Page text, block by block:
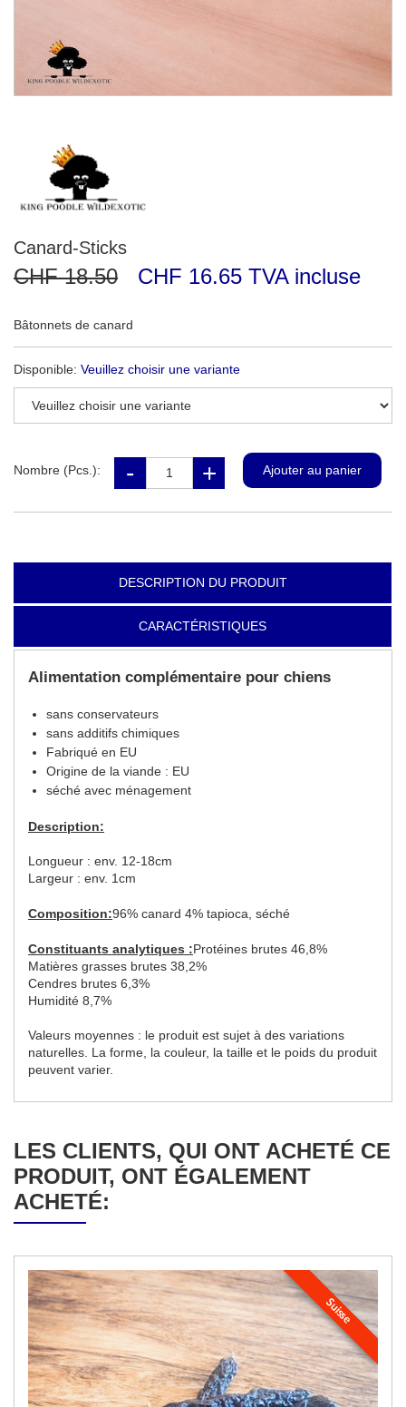
Canard-Sticks
CHF 18.50 CHF 16.65 TVA incluse
Bâtonnets de canard
Disponible: Veuillez choisir une variante
Nombre (Pcs.):
DESCRIPTION DU PRODUIT
CARACTÉRISTIQUES
Alimentation complémentaire pour chiens
sans conservateurs
sans additifs chimiques
Fabriqué en EU
Origine de la viande : EU
séché avec ménagement
Description:
Longueur : env. 12-18cm
Largeur : env. 1cm
Composition:96% canard 4% tapioca, séché
Constituants analytiques :Protéines brutes 46,8%
Matières grasses brutes 38,2%
Cendres brutes 6,3%
Humidité 8,7%
Valeurs moyennes : le produit est sujet à des variations
naturelles. La forme, la couleur, la taille et le poids du produit
peuvent varier.
LES CLIENTS, QUI ONT ACHETÉ CE
PRODUIT, ONT ÉGALEMENT
ACHETÉ:
Suisse